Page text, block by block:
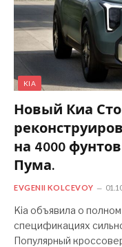
KIA
Новый Киа
на 4000
Пума.
EVGENII KOLCEVOY
Kia объявила о
спецификациях
Популярный